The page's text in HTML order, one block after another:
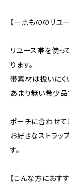
【一点もののリユ
リユース帯を使
ります。
帯素材は扱いにく
あまり無い希少品
ポーチに合わせて
お好きなストラッ
す。
【こんな方におす